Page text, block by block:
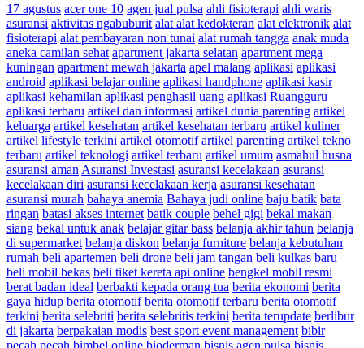
17 agustus acer one 10 agen jual pulsa ahli fisioterapi ahli waris
asuransi aktivitas ngabuburit alat alat kedokteran alat elektronik alat
fisioterapi alat pembayaran non tunai alat rumah tangga anak muda
aneka camilan sehat apartment jakarta selatan apartment mega
kuningan apartment mewah jakarta apel malang aplikasi aplikasi
android aplikasi belajar online aplikasi handphone aplikasi kasir
aplikasi kehamilan aplikasi penghasil uang aplikasi Ruangguru
aplikasi terbaru artikel dan informasi artikel dunia parenting artikel
keluarga artikel kesehatan artikel kesehatan terbaru artikel kuliner
artikel lifestyle terkini artikel otomotif artikel parenting artikel tekno
terbaru artikel teknologi artikel terbaru artikel umum asmahul husna
asuransi aman Asuransi Investasi asuransi kecelakaan asuransi
kecelakaan diri asuransi kecelakaan kerja asuransi kesehatan
asuransi murah bahaya anemia Bahaya judi online baju batik bata
ringan batasi akses internet batik couple behel gigi bekal makan
siang bekal untuk anak belajar gitar bass belanja akhir tahun belanja
di supermarket belanja diskon belanja furniture belanja kebutuhan
rumah beli apartemen beli drone beli jam tangan beli kulkas baru
beli mobil bekas beli tiket kereta api online bengkel mobil resmi
berat badan ideal berbakti kepada orang tua berita ekonomi berita
gaya hidup berita otomotif berita otomotif terbaru berita otomotif
terkini berita selebriti berita selebritis terkini berita terupdate berlibur
di jakarta berpakaian modis best sport event management bibir
pecah pecah bimbel online bioderman bisnis agen pulsa bisnis